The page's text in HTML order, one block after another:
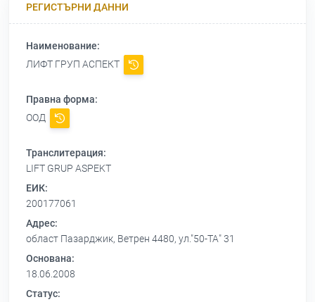
РЕГИСТЪРНИ ДАННИ
Наименование:
ЛИФТ ГРУП АСПЕКТ
Правна форма:
ООД
Транслитерация:
LIFT GRUP ASPEKT
ЕИК:
200177061
Адрес:
област Пазарджик, Ветрен 4480, ул."50-ТА" 31
Основана:
18.06.2008
Статус: